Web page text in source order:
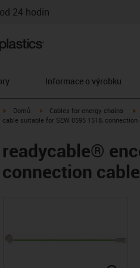
24 hodin
Informace o výrobku
igus-icon-arrow-right
Domů igus-icon-arrow-right
Cables for energy chains
cable suitable for SEW 0595 1518, connection
readycable®
connection